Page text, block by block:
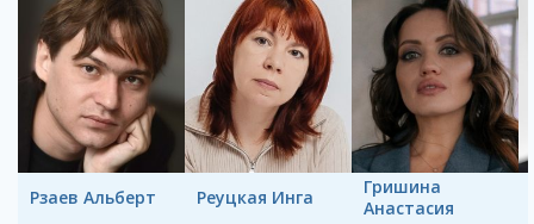
Рзаев Альберт Реуцкая Инга
Гришина
Анастасия